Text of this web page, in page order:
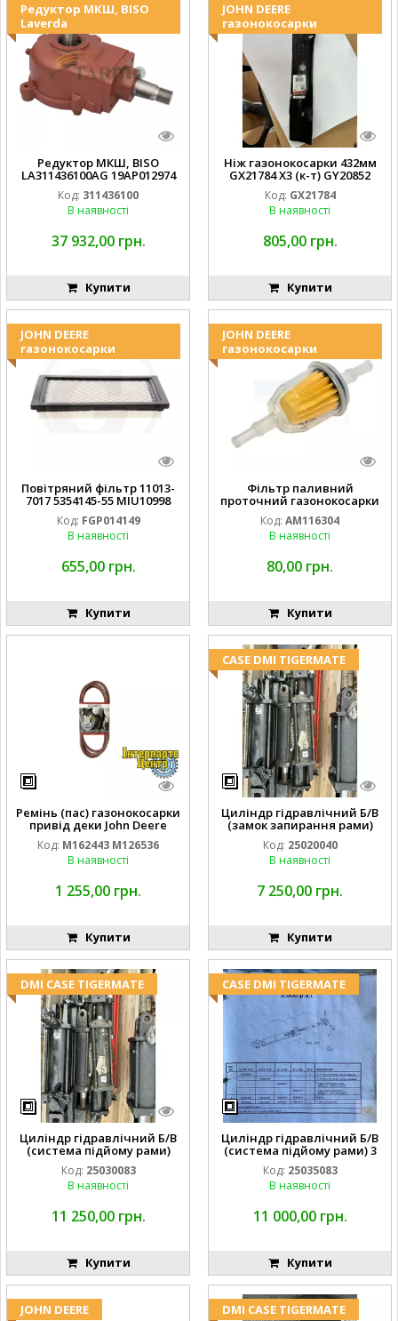
Редуктор МКШ, BISO
Laverda
Редуктор МКШ, BISO
LA311436100AG 19AP012974
Laverda EMNIYET
Код: 311436100
В наявності
37 932,00 грн.
Купити
JOHN DEERE
газонокосарки
Ніж газонокосарки 432мм
GX21784 X3 (к-т) GY20852
AM137757 AM141035
Код: GX21784
В наявності
805,00 грн.
Купити
JOHN DEERE
газонокосарки
Повітряний фільтр 11013-
7017 5354145-55 MIU10998
Код: FGP014149
В наявності
655,00 грн.
Купити
JOHN DEERE
газонокосарки
Фільтр паливний
проточний газонокосарки
JOHN DEERE AM116304
GY20709
Код: AM116304
В наявності
80,00 грн.
Купити
Ремінь (пас) газонокосарки
привід деки John Deere
M162443 M126536
Код: M162443 M126536
В наявності
1 255,00 грн.
Купити
CASE DMI TIGERMATE
Циліндр гідравлічний Б/В
(замок запирання рами)
2''X4'' 25320040
Код: 25020040
В наявності
7 250,00 грн.
Купити
DMI CASE TIGERMATE
Циліндр гідравлічний Б/В
(система підйому рами)
3X8 87423768
Код: 25030083
В наявності
11 250,00 грн.
Купити
CASE DMI TIGERMATE
Циліндр гідравлічний Б/В
(система підйому рами) 3
1/2 84255910
Код: 25035083
В наявності
11 000,00 грн.
Купити
JOHN DEERE DMI CASE TIGERMATE